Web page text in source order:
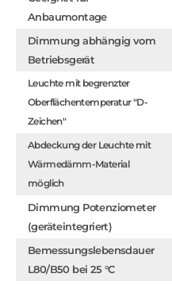
Anbaumontage
Dimmung abhängig vom
Betriebsgerät
Leuchte mit begrenzter
Oberflächentemperatur "D-
Zeichen"
Abdeckung der Leuchte mit
Wärmedämm-Material
möglich
Dimmung Potenziometer
(geräteintegriert)
Bemessungslebensdauer
L80/B50 bei 25 °C